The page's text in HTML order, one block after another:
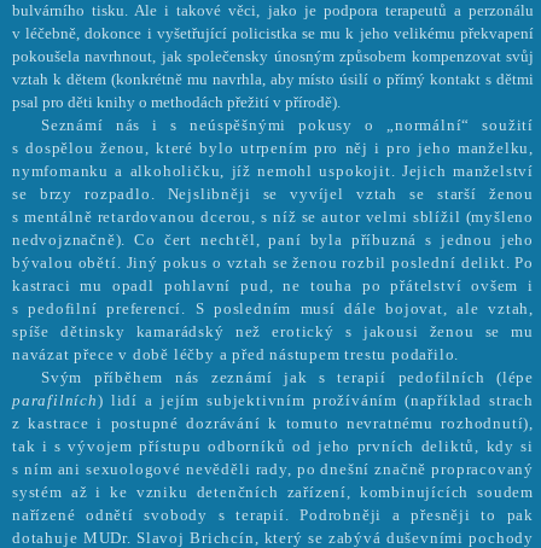
bulvárního tisku. Ale i takové věci, jako je podpora terapeutů a perzonálu
v léčebně, dokonce i vyšetřující policistka se mu k jeho velikému překvapení
pokoušela navrhnout, jak společensky únosným způsobem kompenzovat svůj
vztah k dětem (konkrétně mu navrhla, aby místo úsilí o přímý kontakt s dětmi
psal pro děti knihy o methodách přežití v přírodě).
Seznámí nás i s neúspěšnými pokusy o „normální“ soužití
s dospělou ženou, které bylo utrpením pro něj i pro jeho manželku,
nymfomanku a alkoholičku, jíž nemohl uspokojit. Jejich manželství
se brzy rozpadlo. Nejslibněji se vyvíjel vztah se starší ženou
s mentálně retardovanou dcerou, s níž se autor velmi sblížil (myšleno
nedvojznačně). Co čert nechtěl, paní byla příbuzná s jednou jeho
bývalou obětí. Jiný pokus o vztah se ženou rozbil poslední delikt. Po
kastraci mu opadl pohlavní pud, ne touha po přátelství ovšem i
s pedofilní preferencí. S posledním musí dále bojovat, ale vztah,
spíše dětinsky kamarádský než erotický s jakousi ženou se mu
navázat přece v době léčby a před nástupem trestu podařilo.
Svým příběhem nás zeznámí jak s terapií pedofilních (lépe
parafilních) lidí a jejím subjektivním prožíváním (například strach
z kastrace i postupné dozrávání k tomuto nevratnému rozhodnutí),
tak i s vývojem přístupu odborníků od jeho prvních deliktů, kdy si
s ním ani sexuologové nevěděli rady, po dnešní značně propracovaný
systém až i ke vzniku detenčních zařízení, kombinujících soudem
nařízené odnětí svobody s terapií. Podrobněji a přesněji to pak
dotahuje MUDr. Slavoj Brichcín, který se zabývá duševními pochody